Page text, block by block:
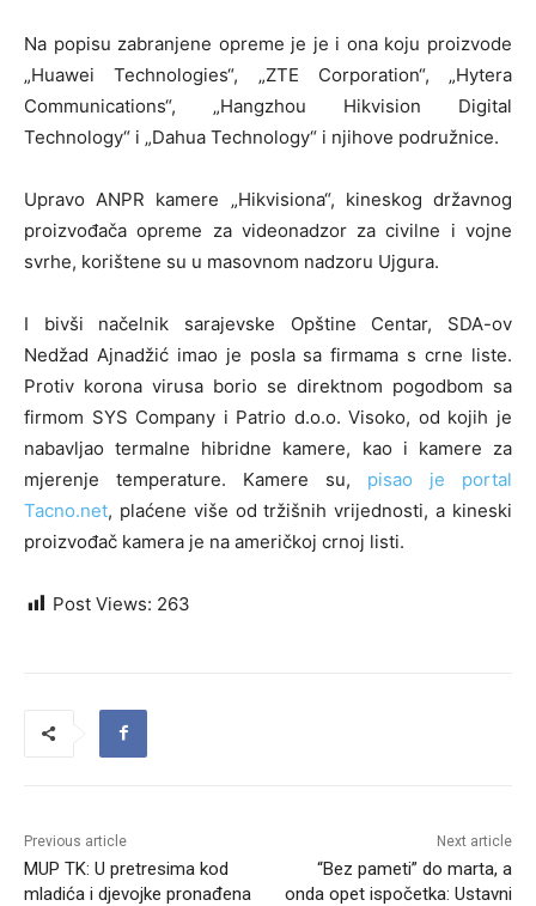
Na popisu zabranjene opreme je je i ona koju proizvode
„Huawei Technologies“, „ZTE Corporation“, „Hytera
Communications“, „Hangzhou Hikvision Digital
Technology“ i „Dahua Technology“ i njihove podružnice.
Upravo ANPR kamere „Hikvisiona“, kineskog državnog
proizvođača opreme za videonadzor za civilne i vojne
svrhe, korištene su u masovnom nadzoru Ujgura.
I bivši načelnik sarajevske Opštine Centar, SDA-ov
Nedžad Ajnadžić imao je posla sa firmama s crne liste.
Protiv korona virusa borio se direktnom pogodbom sa
firmom SYS Company i Patrio d.o.o. Visoko, od kojih je
nabavljao termalne hibridne kamere, kao i kamere za
mjerenje temperature. Kamere su, pisao je portal
Tacno.net, plaćene više od tržišnih vrijednosti, a kineski
proizvođač kamera je na američkoj crnoj listi.
Post Views: 263
Previous article
MUP TK: U pretresima kod
mladića i djevojke pronađena
Next article
“Bez pameti” do marta, a
onda opet ispočetka: Ustavni